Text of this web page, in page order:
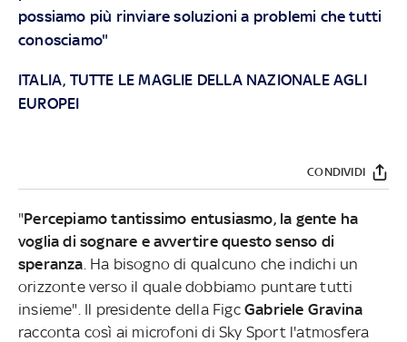
possiamo più rinviare soluzioni a problemi che tutti
conosciamo"
ITALIA, TUTTE LE MAGLIE DELLA NAZIONALE AGLI
EUROPEI
CONDIVIDI
"Percepiamo tantissimo entusiasmo, la gente ha
voglia di sognare e avvertire questo senso di
speranza . Ha bisogno di qualcuno che indichi un
orizzonte verso il quale dobbiamo puntare tutti
insieme". Il presidente della Figc Gabriele Gravina
racconta così ai microfoni di Sky Sport l'atmosfera